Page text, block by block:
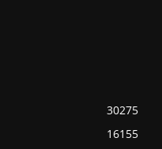
30275
16155